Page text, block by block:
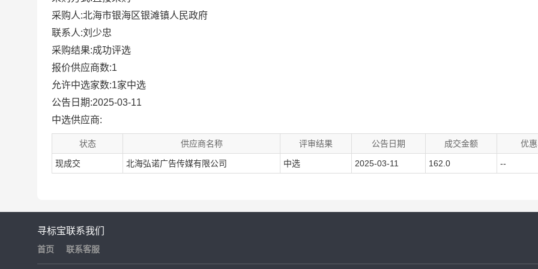
采购人:北海市银海区银滩镇人民政府
联系人:刘少忠
采购结果:成功评选
报价供应商数:1
允许中选家数:1家中选
公告日期:2025-03-11
中选供应商:
状态 供应商名称 评审结果 公告日期 成交金额 优
现成交 北海弘诺广告传媒有限公司 中选 2025-03-11 162.0 --
寻标宝
首页
联系我们
联系客服